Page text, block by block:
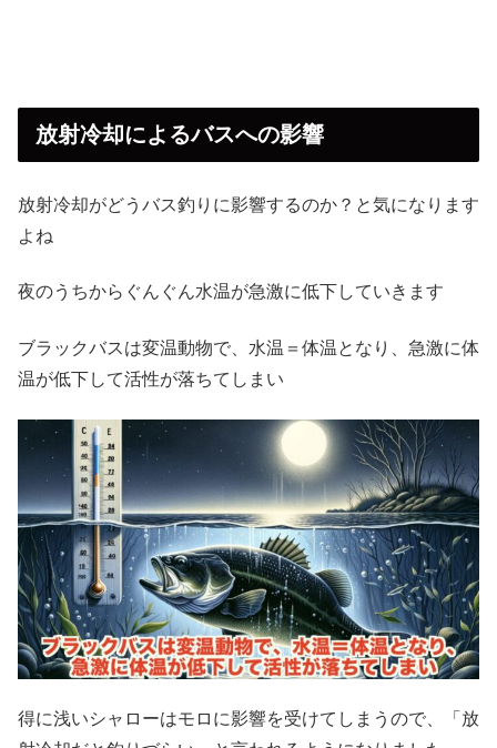
放射冷却によるバスへの影響
放射冷却がどうバス釣りに影響するのか？と気になります
よね
夜のうちからぐんぐん水温が急激に低下していきます
ブラックバスは変温動物で、水温＝体温となり、急激に体
温が低下して活性が落ちてしまい
得に浅いシャローはモロに影響を受けてしまうので、「放